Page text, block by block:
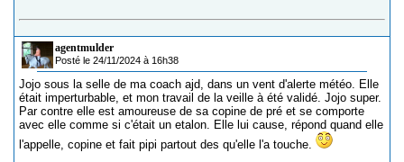
agentmulder
Posté le 24/11/2024 à 16h38
Jojo sous la selle de ma coach ajd, dans un vent d'alerte météo. Elle
était imperturbable, et mon travail de la veille à été validé. Jojo super.
Par contre elle est amoureuse de sa copine de pré et se comporte
avec elle comme si c'était un etalon. Elle lui cause, répond quand elle
l'appelle, copine et fait pipi partout des qu'elle l'a touche.